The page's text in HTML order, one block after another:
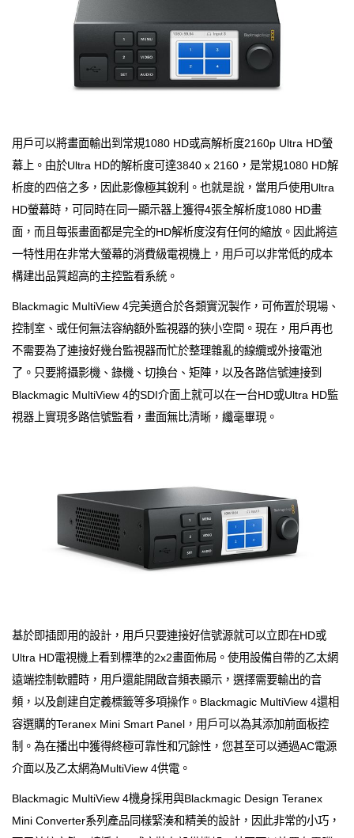
用戶可以將畫面輸出到常規1080 HD或高解析度2160p Ultra HD螢
幕上。由於Ultra HD的解析度可達3840 x 2160，是常規1080 HD解
析度的四倍之多，因此影像極其銳利。也就是說，當用戶使用Ultra
HD螢幕時，可同時在同一顯示器上獲得4張全解析度1080 HD畫
面，而且每張畫面都是完全的HD解析度沒有任何的縮放。因此將這
一特性用在非常大螢幕的消費級電視機上，用戶可以非常低的成本
構建出品質超高的主控監看系統。
Blackmagic MultiView 4完美適合於各類實況製作，可佈置於現場、
控制室、或任何無法容納額外監視器的狹小空間。現在，用戶再也
不需要為了連接好幾台監視器而忙於整理雜亂的線纜或外接電池
了。只要將攝影機、錄機、切換台、矩陣，以及各路信號連接到
Blackmagic MultiView 4的SDI介面上就可以在一台HD或Ultra HD監
視器上實現多路信號監看，畫面無比清晰，纖毫畢現。
基於即插即用的設計，用戶只要連接好信號源就可以立即在HD或
Ultra HD電視機上看到標準的2x2畫面佈局。使用設備自帶的乙太網
遠端控制軟體時，用戶還能開啟音頻表顯示，選擇需要輸出的音
頻，以及創建自定義標籤等多項操作。Blackmagic MultiView 4還相
容選購的Teranex Mini Smart Panel，用戶可以為其添加前面板控
制。為在播出中獲得終極可靠性和冗餘性，您甚至可以通過AC電源
介面以及乙太網為MultiView 4供電。
Blackmagic MultiView 4機身採用與Blackmagic Design Teranex
Mini Converter系列產品同樣緊湊和精美的設計，因此非常的小巧，